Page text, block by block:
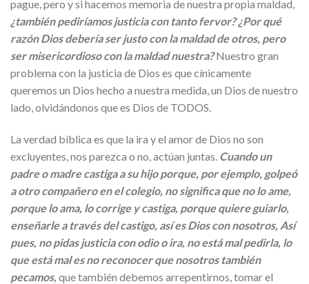
pague, pero y si hacemos memoria de nuestra propia maldad,
¿también pediríamos justicia con tanto fervor? ¿Por qué
razón Dios debería ser justo con la maldad de otros, pero
ser misericordioso con la maldad nuestra?Nuestro gran
problema con la justicia de Dios es que cínicamente
queremos un Dios hecho a nuestra medida, un Dios de nuestro
lado, olvidándonos que es Dios de TODOS.
La verdad bíblica es que la ira y el amor de Dios no son
excluyentes, nos parezca o no, actúan juntas. Cuando un
padre o madre castiga a su hijo porque, por ejemplo, golpeó
a otro compañero en el colegio, no significa que no lo ame,
porque lo ama, lo corrige y castiga, porque quiere guiarlo,
enseñarle a través del castigo, así es Dios con nosotros, Así
pues, no pidas justicia con odio o ira, no está mal pedirla, lo
que está mal es no reconocer que nosotros también
pecamos,que también debemos arrepentirnos, tomar el